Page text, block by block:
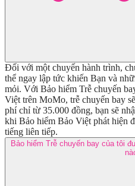
Đối với một chuyến hành trình,
thể ngay lập tức khiến Bạn và
mỏi. Với Bảo hiểm Trễ chuyến
Việt trên MoMo, trễ chuyến bay
phí chỉ từ 35.000 đồng, bạn sẽ
khi Bảo hiểm Bảo Việt phát hiện
tiếng liên tiếp.
Bảo hiểm Trễ chuyến bay của tôi